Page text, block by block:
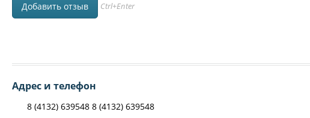
Ctrl+Enter
Адрес и телефон
8 (4132) 639548 8 (4132) 639548